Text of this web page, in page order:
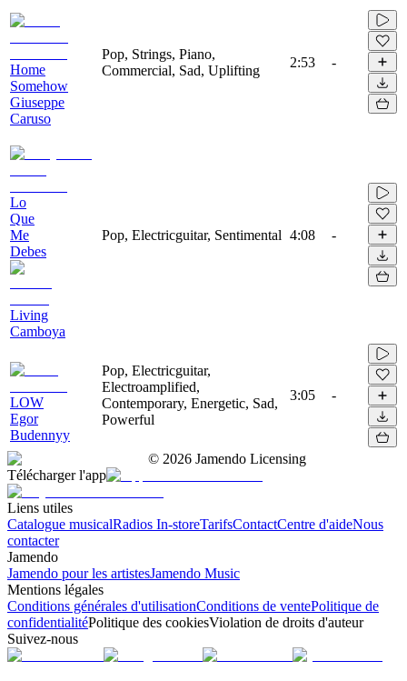
Home
Somehow
Giuseppe
Caruso
Pop, Strings, Piano,
Commercial, Sad, Uplifting
2:53 -
Lo
Que
Me
Debes
Living
Camboya
Pop, Electricguitar, Sentimental 4:08 -
LOW
Egor
Budennyy
Pop, Electricguitar,
Electroamplified,
Contemporary, Energetic, Sad,
Powerful
3:05 -
© 2026 Jamendo Licensing
Télécharger l'app
Liens utiles
Catalogue musicalRadios In-storeTarifsContactCentre d'aideNous
contacter
Jamendo
Jamendo pour les artistesJamendo Music
Mentions légales
Conditions générales d'utilisationConditions de ventePolitique de
confidentialitéPolitique des cookiesViolation de droits d'auteur
Suivez-nous